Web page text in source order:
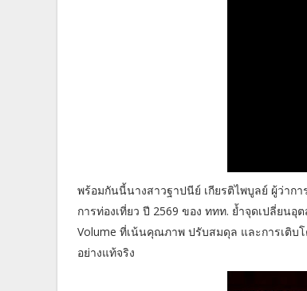
พร้อมกันนี้นางสาวฐาปนีย์ เกียรติไพบูลย์ ผู้ว่าก
การท่องเที่ยว ปี 2569 ของ ททท. ย้ำจุดเปลี่ยน
Volume ที่เน้นคุณภาพ ปรับสมดุล และการเติบ
อย่างแท้จริง